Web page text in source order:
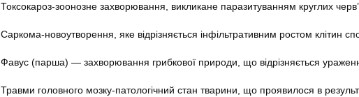
Токсокароз-зоонозне захворювання, викликане паразитуванням круглих
Саркома-новоутворення, яке відрізняється інфільтративним ростом клітин
Фавус (парша) — захворювання грибкової природи, що відрізняється
Травми головного мозку-патологічний стан тварини, що проявилося в